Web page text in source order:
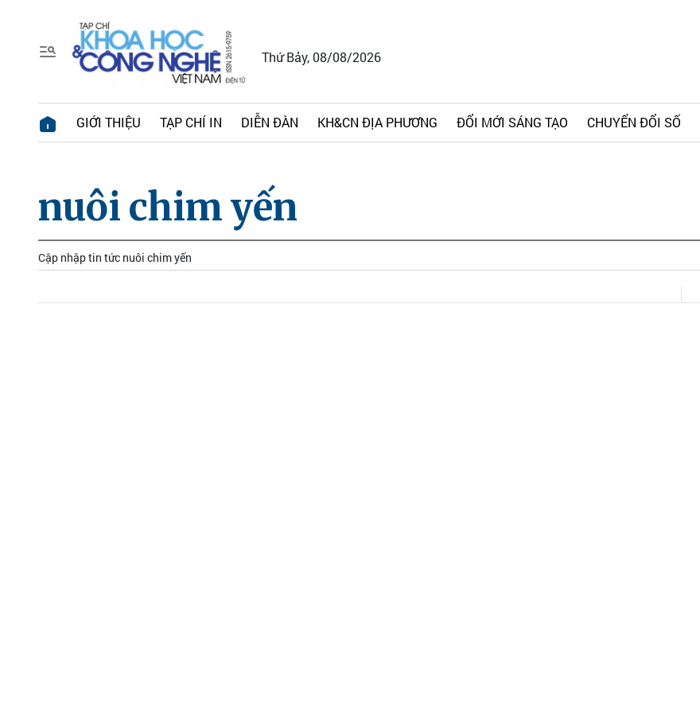
Thứ Bảy, 08/08/2026
GIỚI THIỆU TẠP CHÍ IN DIỄN ĐÀN KH&CN ĐỊA PHƯƠNG ĐỔI MỚI SÁNG TẠO CHUYỂN ĐỔI SỐ
nuôi chim yến
Cập nhập tin tức nuôi chim yến